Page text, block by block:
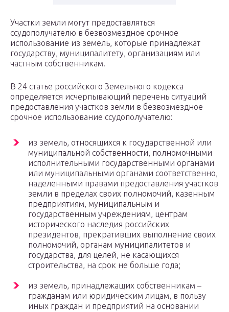
Участки земли могут предоставляться
ссудополучателю в безвозмездное срочное
использование из земель, которые принадлежат
государству, муниципалитету, организациям или
частным собственникам.
В 24 статье российского Земельного кодекса
определяется исчерпывающий перечень ситуаций
предоставления участков земли в безвозмездное
срочное использование ссудополучателю:
из земель, относящихся к государственной или
муниципальной собственности, полномочными
исполнительными государственными органами
или муниципальными органами соответственно,
наделенными правами предоставления участков
земли в пределах своих полномочий, казенным
предприятиям, муниципальным и
государственным учреждениям, центрам
исторического наследия российских
президентов, прекративших выполнение своих
полномочий, органам муниципалитетов и
государства, для целей, не касающихся
строительства, на срок не больше года;
из земель, принадлежащих собственникам –
гражданам или юридическим лицам, в пользу
иных граждан и предприятий на основании